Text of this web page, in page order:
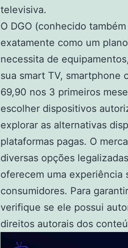
televisiva.
O DGO (conhecido
exatamente como um
necessita de
sua smart TV, smartphone
69,90 nos 3 primeiros
escolher dispositivos
explorar as alternativas
plataformas pagas. O
diversas opções
oferecem uma experiência
consumidores. Para
verifique se ele possui
direitos autorais dos